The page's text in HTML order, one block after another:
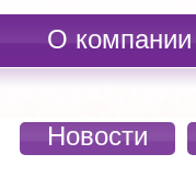
О компании
Новости